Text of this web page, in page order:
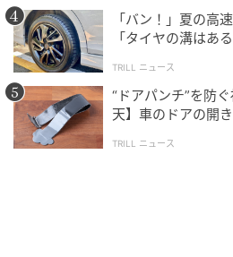
仲良しデザインがかわいいボブ＆ティム！セ
「バン！」夏の高
「タイヤの溝はあ
TRILL ニュース
“ドアパンチ”を防
天】車のドアの開
TRILL ニュース